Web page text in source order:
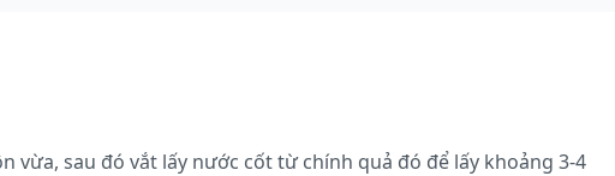
vừa, sau đó vắt lấy nước cốt từ chính quả đó để lấy khoảng 3-4